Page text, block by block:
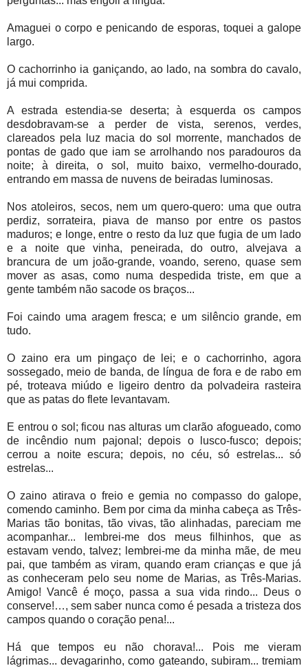
Amaguei o corpo e penicando de esporas, toquei a galope
largo.
O cachorrinho ia ganiçando, ao lado, na sombra do cavalo,
já mui comprida.
A estrada estendia-se deserta; à esquerda os campos
desdobravam-se a perder de vista, serenos, verdes,
clareados pela luz macia do sol morrente, manchados de
pontas de gado que iam se arrolhando nos paradouros da
noite; à direita, o sol, muito baixo, vermelho-dourado,
entrando em massa de nuvens de beiradas luminosas.
Nos atoleiros, secos, nem um quero-quero: uma que outra
perdiz, sorrateira, piava de manso por entre os pastos
maduros; e longe, entre o resto da luz que fugia de um lado
e a noite que vinha, peneirada, do outro, alvejava a
brancura de um joão-grande, voando, sereno, quase sem
mover as asas, como numa despedida triste, em que a
gente também não sacode os braços...
Foi caindo uma aragem fresca; e um silêncio grande, em
tudo.
O zaino era um pingaço de lei; e o cachorrinho, agora
sossegado, meio de banda, de língua de fora e de rabo em
pé, troteava miúdo e ligeiro dentro da polvadeira rasteira
que as patas do flete levantavam.
E entrou o sol; ficou nas alturas um clarão afogueado, como
de incêndio num pajonal; depois o lusco-fusco; depois;
cerrou a noite escura; depois, no céu, só estrelas... só
estrelas...
O zaino atirava o freio e gemia no compasso do galope,
comendo caminho. Bem por cima da minha cabeça as Três-
Marias tão bonitas, tão vivas, tão alinhadas, pareciam me
acompanhar... lembrei-me dos meus filhinhos, que as
estavam vendo, talvez; lembrei-me da minha mãe, de meu
pai, que também as viram, quando eram crianças e que já
as conheceram pelo seu nome de Marias, as Três-Marias.
Amigo! Vancê é moço, passa a sua vida rindo... Deus o
conserve!…, sem saber nunca como é pesada a tristeza dos
campos quando o coração pena!...
Há que tempos eu não chorava!... Pois me vieram
lágrimas... devagarinho, como gateando, subiram... tremiam